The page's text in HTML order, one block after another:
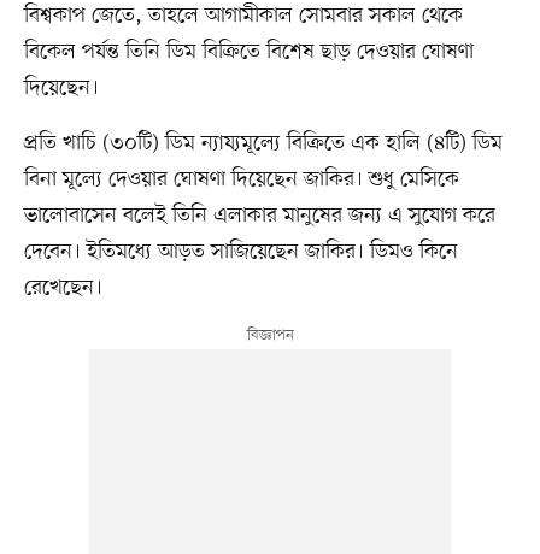
বিশ্বকাপ জেতে, তাহলে আগামীকাল সোমবার সকাল থেকে
বিকেল পর্যন্ত তিনি ডিম বিক্রিতে বিশেষ ছাড় দেওয়ার ঘোষণা
দিয়েছেন।
প্রতি খাচি (৩০টি) ডিম ন্যায্যমূল্যে বিক্রিতে এক হালি (৪টি) ডিম
বিনা মূল্যে দেওয়ার ঘোষণা দিয়েছেন জাকির। শুধু মেসিকে
ভালোবাসেন বলেই তিনি এলাকার মানুষের জন্য এ সুযোগ করে
দেবেন। ইতিমধ্যে আড়ত সাজিয়েছেন জাকির। ডিমও কিনে
রেখেছেন।